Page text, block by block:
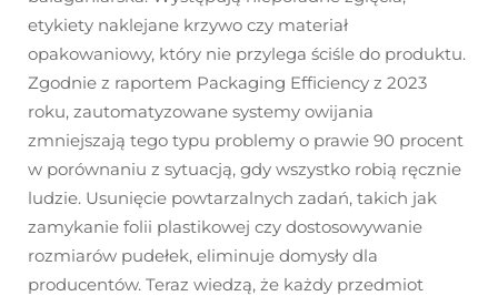
etykiety naklejane krzywo czy materiał
opakowaniowy, który nie przylega ściśle do produktu.
Zgodnie z raportem Packaging Efficiency z 2023
roku, zautomatyzowane systemy owijania
zmniejszają tego typu problemy o prawie 90 procent
w porównaniu z sytuacją, gdy wszystko robią ręcznie
ludzie. Usunięcie powtarzalnych zadań, takich jak
zamykanie folii plastikowej czy dostosowywanie
rozmiarów pudełek, eliminuje domysły dla
producentów. Teraz wiedzą, że każdy przedmiot